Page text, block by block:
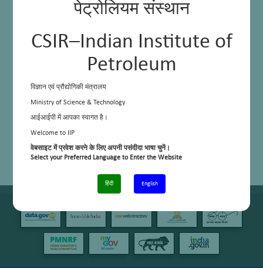
पेट्रोलियम संस्थान
CSIR–Indian Institute of
Petroleum
विज्ञान एवं प्रौद्योगिकी मंत्रालय
Ministry of Science & Technology
आईआईपी में आपका स्वागत है।
Welcome to IIP
वेबसाइट में प्रवेश करने के लिए अपनी पसंदीदा भाषा चुनें।
Select your Preferred Language to Enter the Website
हिंदी English